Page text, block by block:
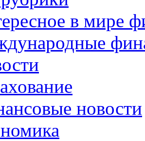
в мире
новости